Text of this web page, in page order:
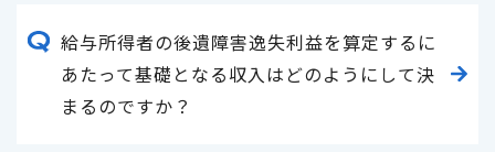
給与所得者の後遺障害逸失利益を算定するに
あたって基礎となる収入はどのようにして決
まるのですか？